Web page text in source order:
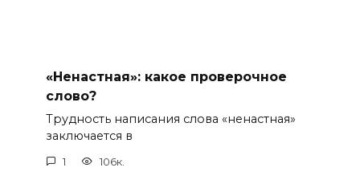
«Ненастная»: какое проверочное
слово?
Трудность написания слова «ненастная»
заключается в
1 106к.